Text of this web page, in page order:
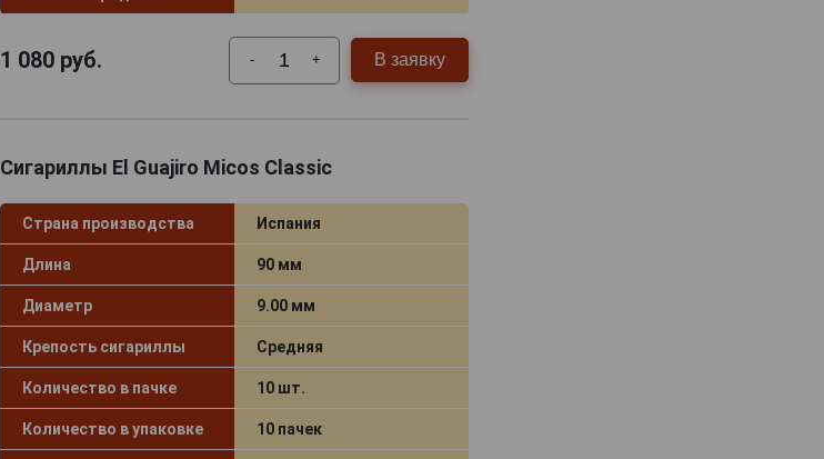
1 080руб. - + В заявку
Сигариллы El Guajiro Micos Classic
Страна производства Испания
Длина 90 мм
Диаметр 9.00 мм
Крепость сигариллы Средняя
Количество в пачке 10 шт.
Количество в упаковке 10 пачек